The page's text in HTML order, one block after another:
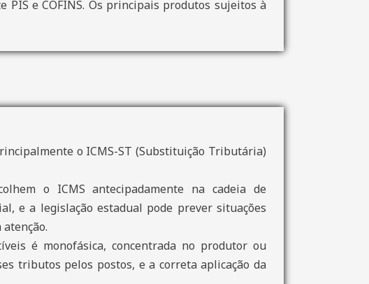
e COFINS. Os principais produtos sujeitos à
o ICMS-ST (Substituição Tributária)
o ICMS antecipadamente na cadeia de
e a legislação estadual pode prever situações
é monofásica, concentrada no produtor ou
tributos pelos postos, e a correta aplicação da